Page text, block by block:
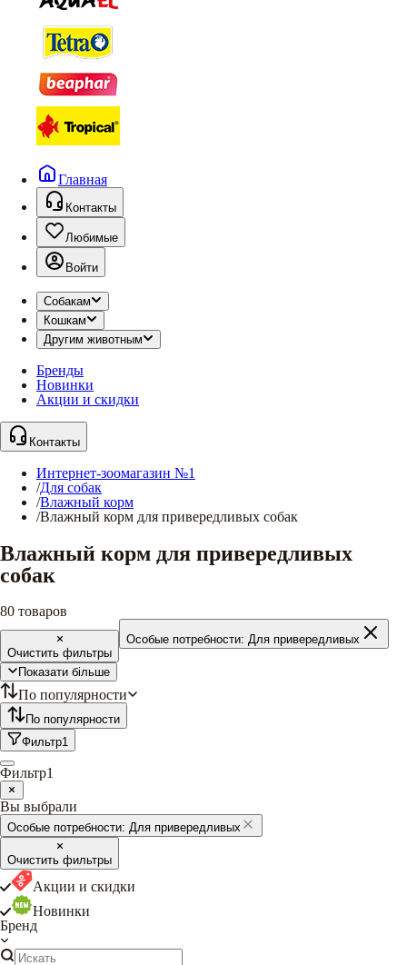
Главная
Контакты
Любимые
Войти
Собакам
Кошкам
Другим животным
Бренды
Новинки
Акции и скидки
Контакты
Интернет-зоомагазин №1
/Для собак
/Влажный корм
/Влажный корм для привередливых собак
Влажный корм для привередливых
собак
80 товаров
Очистить фильтры
Особые потребности: Для привередливых
Показати більше
По популярности
По популярности
Фильтр1
Фильтр1
Вы выбрали
Особые потребности: Для привередливых
Очистить фильтры
Акции и скидки
Новинки
Бренд